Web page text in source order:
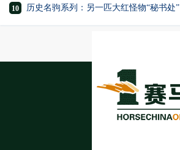
10 历史名驹系列：另一匹大红怪物“秘书处”